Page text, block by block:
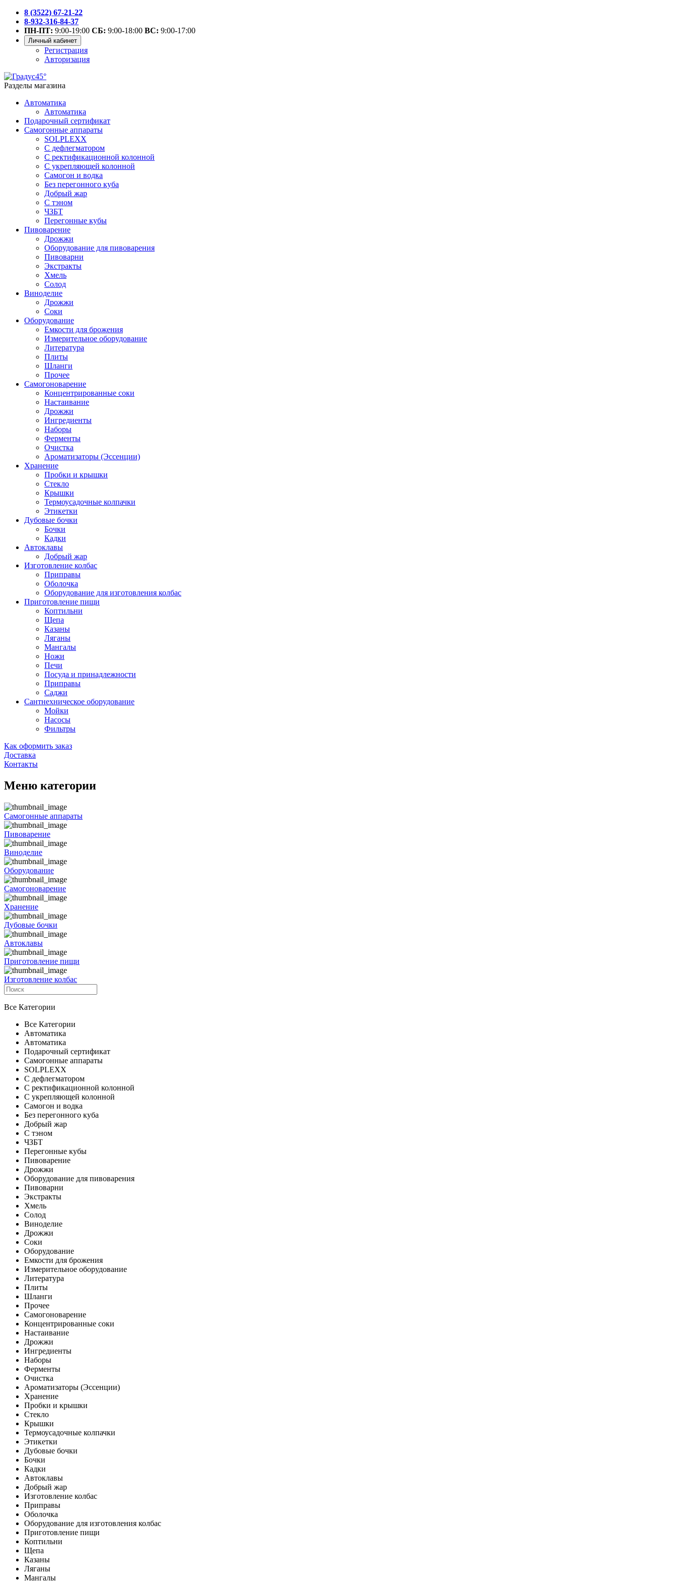
8 (3522) 67-21-22
8-932-316-84-37
ПН-ПТ: 9:00-19:00 СБ: 9:00-18:00 ВС: 9:00-17:00
Личный кабинет
Регистрация
Авторизация
Разделы магазина
Автоматика
Автоматика
Подарочный сертификат
Самогонные аппараты
SOLPLEXX
С дефлегматором
С ректификационной колонной
С укрепляющей колонной
Самогон и водка
Без перегонного куба
Добрый жар
С тэном
ЧЗБТ
Перегонные кубы
Пивоварение
Дрожжи
Оборудование для пивоварения
Пивоварни
Экстракты
Хмель
Солод
Виноделие
Дрожжи
Соки
Оборудование
Емкости для брожения
Измерительное оборудование
Литература
Плиты
Шланги
Прочее
Самогоноварение
Концентрированные соки
Настаивание
Дрожжи
Ингредиенты
Наборы
Ферменты
Очистка
Ароматизаторы (Эссенции)
Хранение
Пробки и крышки
Стекло
Крышки
Термоусадочные колпачки
Этикетки
Дубовые бочки
Бочки
Кадки
Автоклавы
Добрый жар
Изготовление колбас
Приправы
Оболочка
Оборудование для изготовления колбас
Приготовление пищи
Коптильни
Щепа
Казаны
Ляганы
Мангалы
Ножи
Печи
Посуда и принадлежности
Приправы
Саджи
Сантнехническое оборудование
Мойки
Насосы
Фильтры
Как оформить заказ
Доставка
Контакты
Меню категории
Самогонные аппараты
Пивоварение
Виноделие
Оборудование
Самогоноварение
Хранение
Дубовые бочки
Автоклавы
Приготовление пищи
Изготовление колбас
Все Категории
Все Категории
Автоматика
Автоматика
Подарочный сертификат
Самогонные аппараты
SOLPLEXX
С дефлегматором
С ректификационной колонной
С укрепляющей колонной
Самогон и водка
Без перегонного куба
Добрый жар
С тэном
ЧЗБТ
Перегонные кубы
Пивоварение
Дрожжи
Оборудование для пивоварения
Пивоварни
Экстракты
Хмель
Солод
Виноделие
Дрожжи
Соки
Оборудование
Емкости для брожения
Измерительное оборудование
Литература
Плиты
Шланги
Прочее
Самогоноварение
Концентрированные соки
Настаивание
Дрожжи
Ингредиенты
Наборы
Ферменты
Очистка
Ароматизаторы (Эссенции)
Хранение
Пробки и крышки
Стекло
Крышки
Термоусадочные колпачки
Этикетки
Дубовые бочки
Бочки
Кадки
Автоклавы
Добрый жар
Изготовление колбас
Приправы
Оболочка
Оборудование для изготовления колбас
Приготовление пищи
Коптильни
Щепа
Казаны
Ляганы
Мангалы